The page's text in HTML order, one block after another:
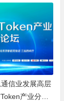
信业发展高层
产业分论